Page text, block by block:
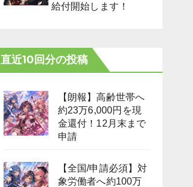
給付開始します！
直近10回分の投稿
【朗報】高齢世帯へ
約23万6,000円を現
金還付！12月末まで
申請
【全国/申請必須】対
象労働者へ約100万